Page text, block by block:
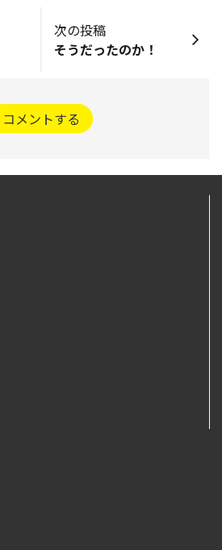
次の投稿
そうだったのか！
コメントする